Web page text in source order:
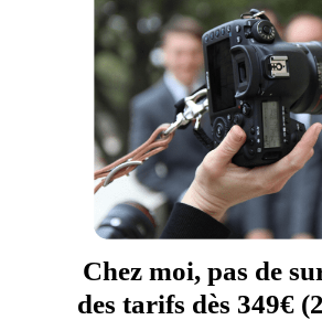
Chez moi, pas de
des tarifs dès 349€